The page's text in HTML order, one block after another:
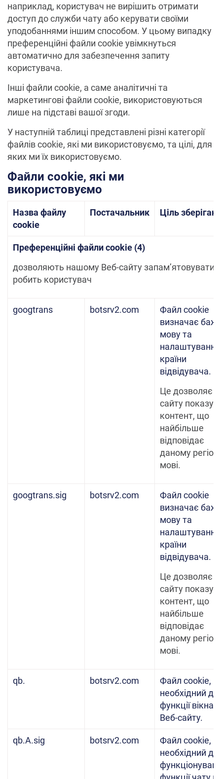
наприклад, користувач не вирішить отримати
доступ до служби чату або керувати своїми
уподобаннями іншим способом. У цьому випадку
преференційні файли cookie увімкнуться
автоматично для забезпечення запиту
користувача.
Інші файли cookie, а саме аналітичні та
маркетингові файли cookie, використовуються
лише на підставі вашої згоди.
У наступній таблиці представлені різні категорії
файлів cookie, які ми використовуємо, та цілі, для
яких ми їх використовуємо.
Файли cookie, які ми
використовуємо
Назва файлу
cookie
Постачальник Ціль
Преференційні файли cookie (4)
дозволяють нашому Веб-сайту запам’ятовувати
робить користувач
googtrans botsrv2.com
Файл cookie
визначає
мову та
налаштування
країни
відвідувача.
Це дозволяє
сайту
контент, що
найбільше
відповідає
даному
мові.
googtrans.sig botsrv2.com
Файл cookie
визначає
мову та
налаштування
країни
відвідувача.
Це дозволяє
сайту
контент, що
найбільше
відповідає
даному
мові.
qb. botsrv2.com
Файл cookie,
необхідний
функції вікна
Веб-сайту.
qb.A.sig botsrv2.com
Файл cookie,
необхідний